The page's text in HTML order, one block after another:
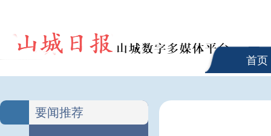
首页
要闻推荐